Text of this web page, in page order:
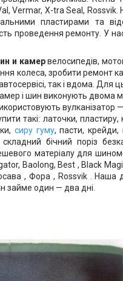
Vermar, X-tra Seal,
пластирами та
проведення ремонту. У
и камервелосипедів,
колеса, зробити ремонт
так і вдома. Для
і шин виконують двома
вулканізатор —
такі: латочки, пластиру,
сиру гуму, пасти, крейди,
бічний поріз
матеріалу для
Baolong, Best , Black
, Фора , Rossvik . Наша
займе один — два дні.